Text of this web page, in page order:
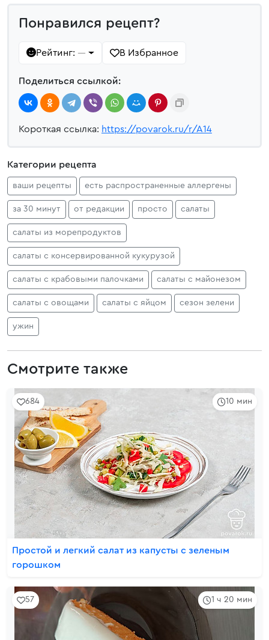
Понравился рецепт?
Рейтинг: — В Избранное
Поделиться ссылкой:
Короткая ссылка: https://povarok.ru/r/A14
Категории рецепта
ваши рецепты есть распространенные аллергены
за 30 минут от редакции просто салаты
салаты из морепродуктов
салаты с консервированной кукурузой
салаты с крабовыми палочками салаты с майонезом
салаты с овощами салаты с яйцом сезон зелени
ужин
Смотрите также
10 мин
684
Простой и легкий салат из капусты с зеленым
горошком
1 ч 20 мин
57